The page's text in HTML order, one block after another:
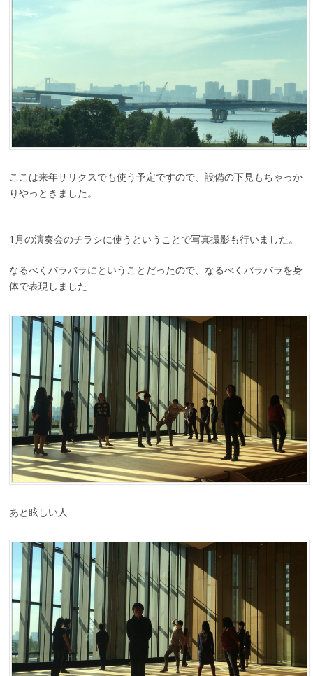
ここは来年サリクスでも使う予定ですので、設備の下見もちゃっか
りやっときました。
1月の演奏会のチラシに使うということで写真撮影も行いました。
なるべくバラバラにということだったので、なるべくバラバラを身
体で表現しました
あと眩しい人